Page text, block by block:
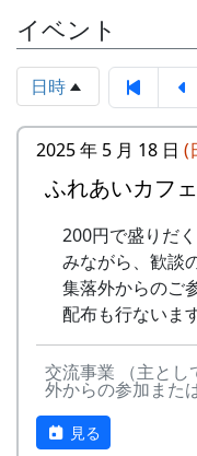
棚田のイネに
里山の自然と暮ら
ナー制度というの
ある都会の若者が
に管理してもらい
姿を想像して詩を
10
帰ってきた
11
帰郷〜2000
⽇
14
静かに時は
15
⽔と太陽の
16
収穫の秋に
17
棚⽥のステ
- アンジェラ
- アンジェラ
- アンジェラ
2
グリーンマ
ボーイズ
-
グリーンマ
ボーイズ
イベント
日時
2025 年 5 月 18 日 (
ふれあいカフェ
200円で盛りだ
みながら、歓談
集落外からのご
配布も行ないま
交流事業 （主とし
外からの参加また
見る